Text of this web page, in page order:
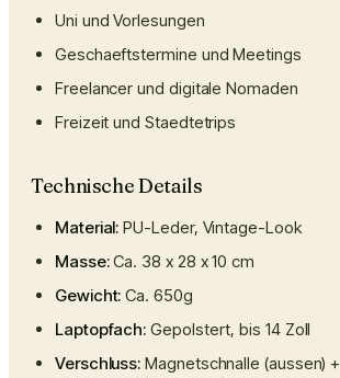
Uni und Vorlesungen
Geschaeftstermine und Meetings
Freelancer und digitale Nomaden
Freizeit und Staedtetrips
Technische Details
Material: PU-Leder, Vintage-Look
Masse:Ca. 38 x 28 x 10 cm
Gewicht: Ca. 650g
Laptopfach: Gepolstert, bis 14 Zoll
Verschluss: Magnetschnalle (aussen) +